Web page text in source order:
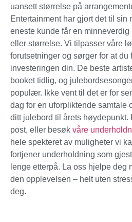
uansett størrelse på
Entertainment har gjort det til sin
eneste kunde får en
eller størrelse. Vi tilpasser våre
forutsetninger og sørger for at du
investeringen din. De beste
booket tidlig, og
populær. Ikke vent til det er for
dag for en uforpliktende samtale
ditt julebord til årets høydepunkt.
post, eller besøk våre
hele spekteret av muligheter vi
fortjener underholdning som
lenge etterpå. La oss hjelpe deg
den opplevelsen – helt uten
deg.